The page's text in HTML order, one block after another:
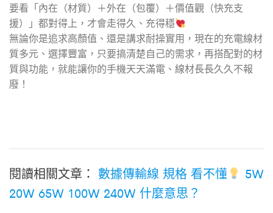
要看「內在（材質）＋外在（包覆）＋價值觀（快充支
援）」都對得上，才會走得久、充得穩
無論你是追求高顏值、還是講求耐操實用，現在的充電線材
質多元、選擇豐富，只要搞清楚自己的需求，再搭配對的材
質與功能，就能讓你的手機天天滿電、線材長長久久不報
廢！
閱讀相關文章： 數據傳輸線 規格 看不懂
5W
20W 65W 100W 240W 什麼意思？